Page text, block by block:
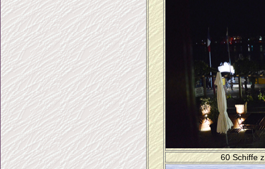
60 Schiffe